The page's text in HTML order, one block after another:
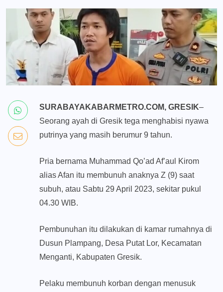
SURABAYAKABARMETRO.COM, GRESIK–
Seorang ayah di Gresik tega menghabisi nyawa
putrinya yang masih berumur 9 tahun.
Pria bernama Muhammad Qo’ad Af’aul Kirom
alias Afan itu membunuh anaknya Z (9) saat
subuh, atau Sabtu 29 April 2023, sekitar pukul
04.30 WIB.
Pembunuhan itu dilakukan di kamar rumahnya di
Dusun Plampang, Desa Putat Lor, Kecamatan
Menganti, Kabupaten Gresik.
Pelaku membunuh korban dengan menusuk